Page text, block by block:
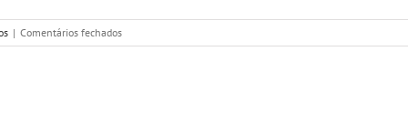
| Comentários fechadosem
Grupo